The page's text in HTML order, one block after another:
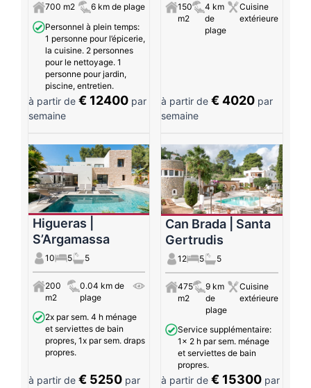
700 m2
6 km de plage
Personnel à plein temps:
1 personne pour l’épicerie,
la cuisine. 2 personnes
pour le nettoyage. 1
personne pour jardin,
piscine, entretien.
à partir de € 12400 par
semaine
150
m2
4 km
de
plage
Cuisine
extérieure
à partir de € 4020par
semaine
Higueras |
S’Argamassa
10 5 5
200
m2
0.04 km de
plage
2x par sem. 4 h ménage
et serviettes de bain
propres, 1x par sem. draps
propres.
à partir de € 5250 par
Can Brada | Santa
Gertrudis
12 5 5
475
m2
9 km
de
plage
Cuisine
extérieure
Service supplémentaire:
1x 2 h par sem. ménage
et serviettes de bain
propres.
à partir de € 15300par